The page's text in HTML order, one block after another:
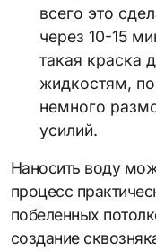
всего это
через 10-15
такая краска
жидкостям,
немного
усилий.
Наносить воду
процесс
побеленных
создание